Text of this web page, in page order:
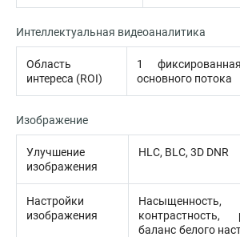
Интеллектуальная видеоаналитика
Область
интереса (ROI)
1
основного потока
Изображение
Улучшение
изображения
HLC, BLC, 3D DNR
Настройки
изображения
контрастность,
баланс белого